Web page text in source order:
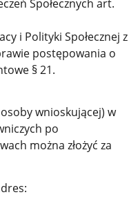
Społecznych art.
i Polityki Społecznej z
postępowania o
§ 21.
wnioskującej) w
po
można złożyć za